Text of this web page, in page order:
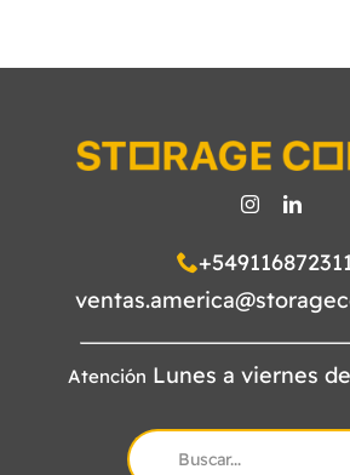
Atención Lunes a viernes de
Search